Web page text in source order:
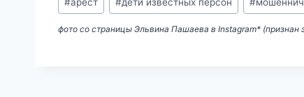
записи:
фото со страницы Эльвина Пашаева в Instagram* (признан